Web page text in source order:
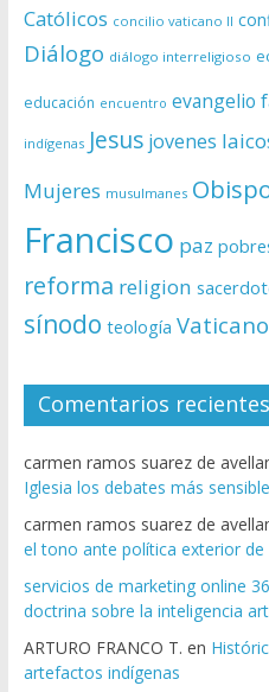
Católicos concilio vaticano II
Diálogo diálogo interreligioso
educación encuentro evangelio
indígenas Jesus jovenes
Mujeres musulmanes
Francisco paz
reforma religion
sínodo teología Vaticano
Comentarios recientes
carmen ramos suarez de
Iglesia los debates más
carmen ramos suarez de
el tono ante política exterior de
servicios de marketing online
doctrina sobre la inteligencia
ARTURO FRANCO T. en
artefactos indígenas